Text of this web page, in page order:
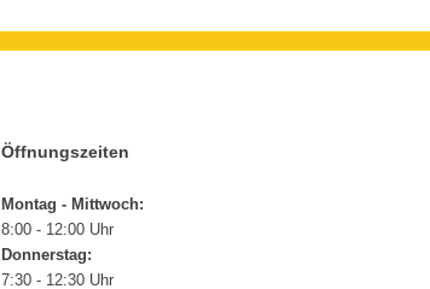
Öffnungszeiten
Montag - Mittwoch:
8:00 - 12:00 Uhr
Donnerstag:
7:30 - 12:30 Uhr